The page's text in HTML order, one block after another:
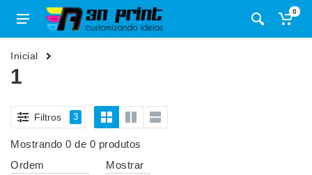
0
Inicial
1
Filtros 3
Mostrando 0 de 0 produtos
Ordem
Mostrar